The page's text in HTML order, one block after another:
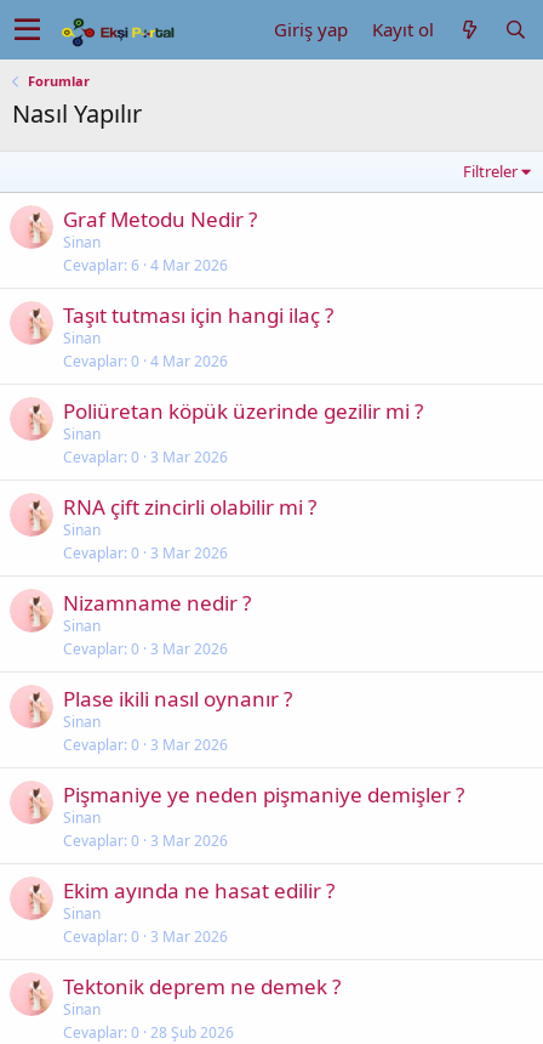
Giriş yap Kayıt ol
Forumlar
Nasıl Yapılır
Filtreler
Graf Metodu Nedir ?
Sinan
Cevaplar 6 4 Mar 2026
Taşıt tutması için hangi ilaç ?
Sinan
Cevaplar 0 4 Mar 2026
Poliüretan köpük üzerinde gezilir mi ?
Sinan
Cevaplar 0 3 Mar 2026
RNA çift zincirli olabilir mi ?
Sinan
Cevaplar 0 3 Mar 2026
Nizamname nedir ?
Sinan
Cevaplar 0 3 Mar 2026
Plase ikili nasıl oynanır ?
Sinan
Cevaplar 0 3 Mar 2026
Pişmaniye ye neden pişmaniye demişler ?
Sinan
Cevaplar 0 3 Mar 2026
Ekim ayında ne hasat edilir ?
Sinan
Cevaplar 0 3 Mar 2026
Tektonik deprem ne demek ?
Sinan
Cevaplar 0 28 Şub 2026